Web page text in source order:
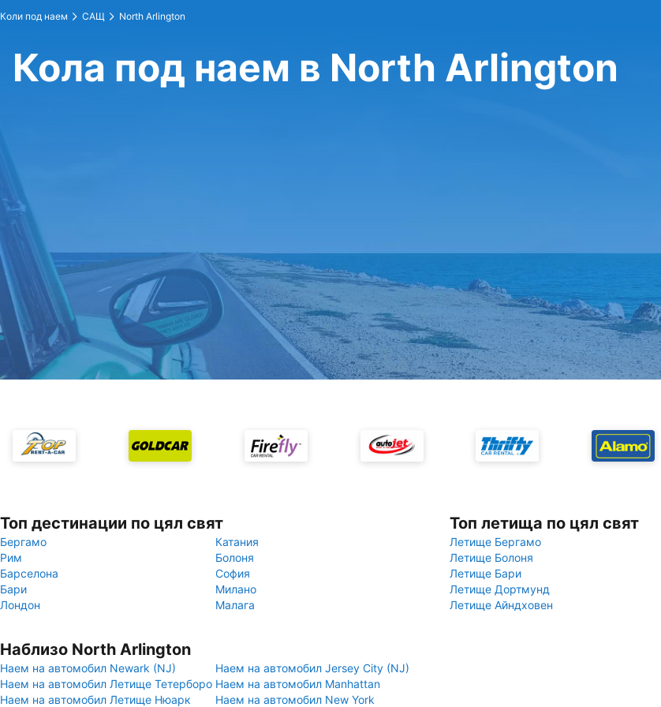
Коли под наем САЩ North Arlington
Кола под наем в North Arlington
Топ дестинации по цял свят
Бергамо
Катания
Рим
Болоня
Барселона
София
Бари
Милано
Лондон
Малага
Топ летища по цял свят
Летище Бергамо
Летище Болоня
Летище Бари
Летище Дортмунд
Летище Айндховен
Наблизо North Arlington
Наем на автомобил Newark (NJ)
Наем на автомобил Jersey City (NJ)
Наем на автомобил Летище Тетерборо Наем на автомобил Manhattan
Наем на автомобил Летище Нюарк
Наем на автомобил New York